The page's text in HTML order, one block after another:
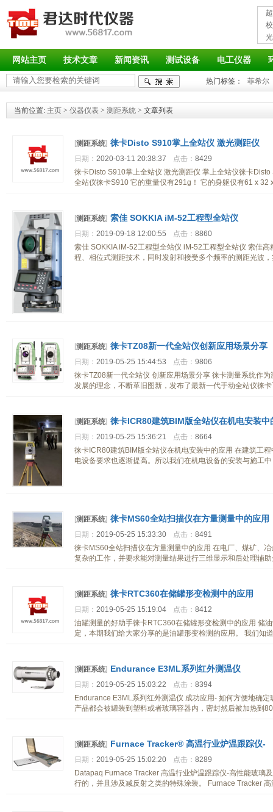
网站主页 技术文章 新闻资讯 测试设备 电工仪器
热门标签： 菲希尔
当前位置: 主页 > 仪器仪表 > 测距系统 > 文章列表
[测距系统] 徕卡Disto S910掌上全站仪 激光测距仪
日期： 2020-03-11 20:38:37 点击： 8429
徕卡Disto S910掌上全站仪 激光测距仪 掌上全站仪徕卡
全站仪徕卡S910 它的重量仅有291g！ 它的身躯仅有61 x 32
[测距系统] 索佳 SOKKIA iM-52工程型全站仪
日期： 2019-09-18 12:00:55 点击： 8860
索佳 SOKKIA iM-52工程型全站仪 iM-52工程型全站仪 索佳
程、相位式测距技术，同时发射和接受多个频率的测距光波
[测距系统] 徕卡TZ08新一代全站仪创新应用场景分享
日期： 2019-05-25 15:44:53 点击： 9806
徕卡TZ08新一代全站仪 创新应用场景分享 徕卡测量系统作
发展的理念，不断革旧图新，发布了最新一代手动全站仪徕
[测距系统] 徕卡ICR80建筑BIM版全站仪在机电安装中
日期： 2019-05-25 15:36:21 点击： 8664
徕卡ICR80建筑BIM版全站仪在机电安装中的应用 在建筑工
电设备要求也逐渐提高。所以我们在机电设备的安装与施工
[测距系统] 徕卡MS60全站扫描仪在方量测量中的应用
日期： 2019-05-25 15:33:30 点击： 8491
徕卡MS60全站扫描仪在方量测量中的应用 在电厂、煤矿、
复杂的工作，并要求能对测量结果进行三维显示和后处理辅
[测距系统] 徕卡RTC360在储罐形变检测中的应用
日期： 2019-05-25 15:19:04 点击： 8412
油罐测量的好助手徕卡RTC360在储罐形变检测中的应用 储
定，本期我们给大家分享的是油罐形变检测的应用。 我们知
[测距系统] Endurance E3ML系列红外测温仪
日期： 2019-05-25 15:03:22 点击： 8394
Endurance E3ML系列红外测温仪 成功应用- 如何方便地确
产品都会被罐装到塑料或者玻璃容器内，密封然后被加热到
[测距系统] Furnace Tracker® 高温行业炉温跟踪仪-
日期： 2019-05-25 15:02:20 点击： 8289
Datapaq Furnace Tracker 高温行业炉温跟踪仪-高性能玻璃
行的，并且涉及减反射之类的特殊涂装。 Furnace Tracker